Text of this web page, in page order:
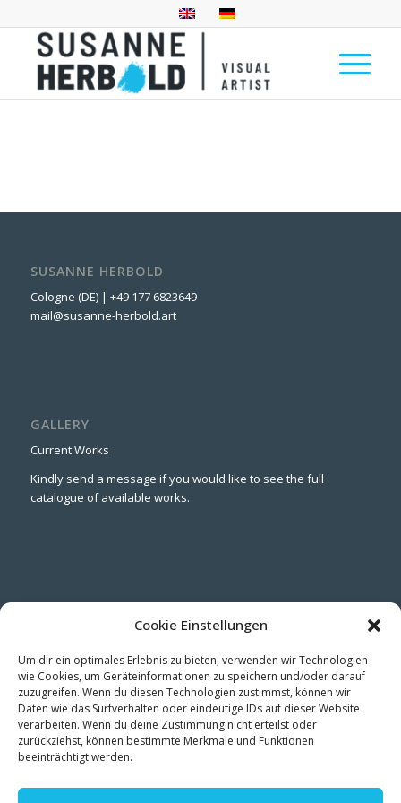
Cookie Einstellungen
Um dir ein optimales Erlebnis zu bieten, verwenden wir Technologien
wie Cookies, um Geräteinformationen zu speichern und/oder darauf
zuzugreifen. Wenn du diesen Technologien zustimmst, können wir
Daten wie das Surfverhalten oder eindeutige IDs auf dieser Website
verarbeiten. Wenn du deine Zustimmung nicht erteilst oder
zurückziehst, können bestimmte Merkmale und Funktionen
beeinträchtigt werden.
SUSANNE HERBOLD
Cologne (DE) | +49 177 6823649
mail@susanne-herbold.art
GALLERY
Current Works
Kindly send a message if you would like to see the full
catalogue of available works.
CONNECT
Instagram
STUDIO NEWS
Be the first to see new works, exhibitions & studio insights →